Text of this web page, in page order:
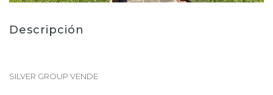
Descripción
SILVER GROUP VENDE